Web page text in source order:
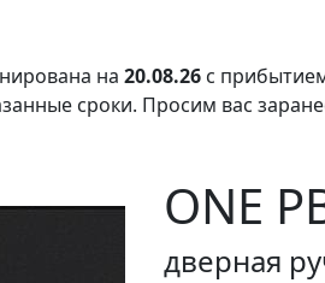
на 20.08.26 с
сроки. Просим вас
ONE
дверная